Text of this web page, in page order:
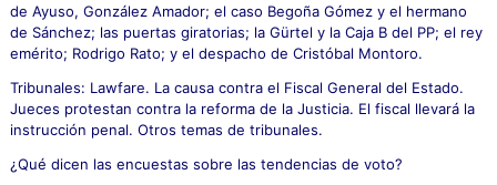
de Ayuso, González Amador; el caso Begoña Gómez y el hermano
de Sánchez; las puertas giratorias; la Gürtel y la Caja B del PP; el rey
emérito; Rodrigo Rato; y el despacho de Cristóbal Montoro.
Tribunales: Lawfare. La causa contra el Fiscal General del Estado.
Jueces protestan contra la reforma de la Justicia. El fiscal llevará la
instrucción penal. Otros temas de tribunales.
¿Qué dicen las encuestas sobre las tendencias de voto?